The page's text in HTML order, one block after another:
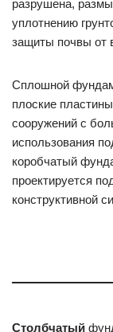
разрушена,
уплотнению
защиты почвы от
Сплошной
плоские
сооружений с
использования
коробчатый
проектируется
конструктивной
Столбчатый